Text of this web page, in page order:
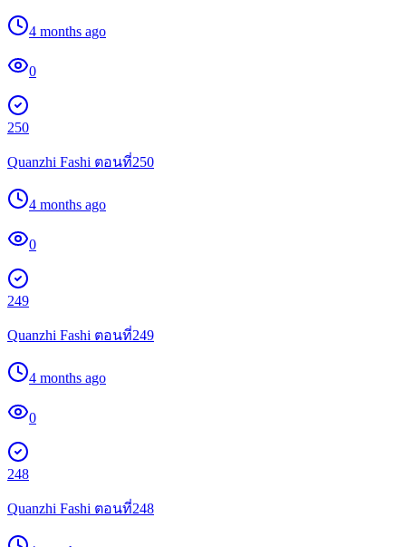
4 months ago
0
250
Quanzhi Fashi ตอนที่250
4 months ago
0
249
Quanzhi Fashi ตอนที่249
4 months ago
0
248
Quanzhi Fashi ตอนที่248